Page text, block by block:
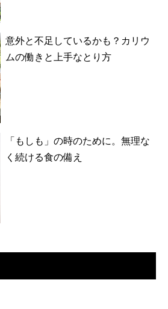
意外と不足しているかも？カリウ
ムの働きと上手なとり方
「もしも」の時のために。無理な
く続ける食の備え